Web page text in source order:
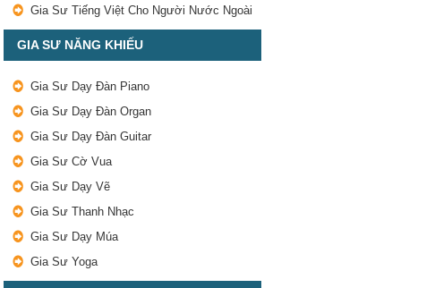
Gia Sư Tiếng Việt Cho Người Nước Ngoài
GIA SƯ NĂNG KHIẾU
Gia Sư Dạy Đàn Piano
Gia Sư Dạy Đàn Organ
Gia Sư Dạy Đàn Guitar
Gia Sư Cờ Vua
Gia Sư Dạy Vẽ
Gia Sư Thanh Nhạc
Gia Sư Dạy Múa
Gia Sư Yoga